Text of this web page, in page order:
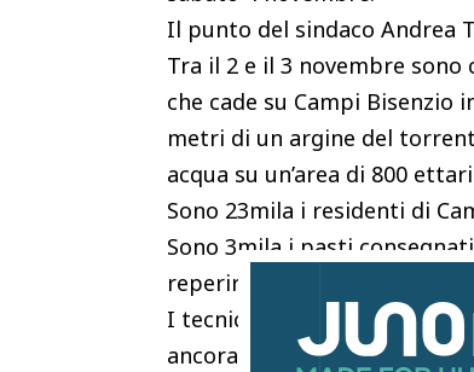
Il punto del sindaco Andrea
Tra il 2 e il 3 novembre sono
che cade su Campi Bisenzio
metri di un argine del
acqua su un’area di 800
Sono 23mila i residenti di
Sono 3mila i pasti
reperirli.
I tecnici di Enel al lavoro
ancora presente in maniera